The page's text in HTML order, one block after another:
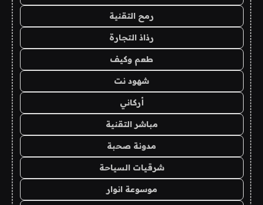
رمح التقنية
رذاذ التجارة
طعم وكيف
شهود نت
أركاني
مباشر التقنية
مدونة صحبة
شرقيات السياحة
موسوعة انوار